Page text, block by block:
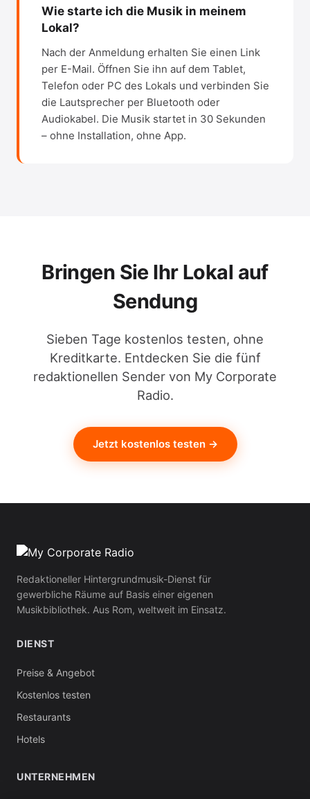
Wie starte ich die Musik in meinem
Lokal?
Nach der Anmeldung erhalten Sie einen Link
per E-Mail. Öffnen Sie ihn auf dem Tablet,
Telefon oder PC des Lokals und verbinden Sie
die Lautsprecher per Bluetooth oder
Audiokabel. Die Musik startet in 30 Sekunden
– ohne Installation, ohne App.
Bringen Sie Ihr Lokal auf
Sendung
Sieben Tage kostenlos testen, ohne
Kreditkarte. Entdecken Sie die fünf
redaktionellen Sender von My Corporate
Radio.
Jetzt kostenlos testen →
Redaktioneller Hintergrundmusik-Dienst für
gewerbliche Räume auf Basis einer eigenen
Musikbibliothek. Aus Rom, weltweit im Einsatz.
DIENST
Preise & Angebot
Kostenlos testen
Restaurants
Hotels
UNTERNEHMEN